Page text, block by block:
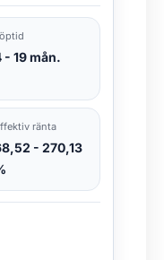
- 19 mån.
ränta
- 270,13